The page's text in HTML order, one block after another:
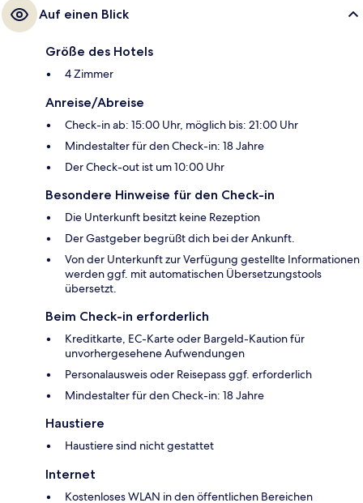
Auf einen Blick
Größe des Hotels
4 Zimmer
Anreise/Abreise
Check-in ab: 15:00 Uhr, möglich bis: 21:00 Uhr
Mindestalter für den Check-in: 18 Jahre
Der Check-out ist um 10:00 Uhr
Besondere Hinweise für den Check-in
Die Unterkunft besitzt keine Rezeption
Der Gastgeber begrüßt dich bei der Ankunft.
Von der Unterkunft zur Verfügung gestellte Informationen
werden ggf. mit automatischen Übersetzungstools
übersetzt.
Beim Check-in erforderlich
Kreditkarte, EC-Karte oder Bargeld-Kaution für
unvorhergesehene Aufwendungen
Personalausweis oder Reisepass ggf. erforderlich
Mindestalter für den Check-in: 18 Jahre
Haustiere
Haustiere sind nicht gestattet
Internet
Kostenloses WLAN in den öffentlichen Bereichen